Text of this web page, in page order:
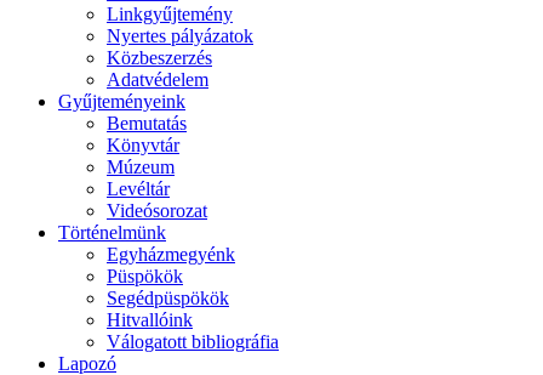
Linkgyűjtemény
Nyertes pályázatok
Közbeszerzés
Adatvédelem
Gyűjteményeink
Bemutatás
Könyvtár
Múzeum
Levéltár
Videósorozat
Történelmünk
Egyházmegyénk
Püspökök
Segédpüspökök
Hitvallóink
Válogatott bibliográfia
Lapozó